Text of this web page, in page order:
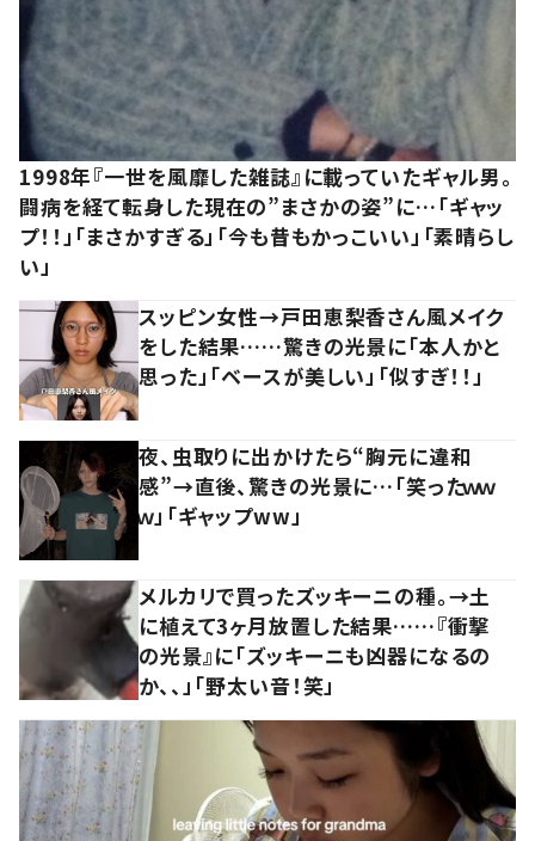
1998年『一世を風靡した雑誌』に載っていたギャル男。
闘病を経て転身した現在の”まさかの姿”に…「ギャッ
プ！！」「まさかすぎる」「今も昔もかっこいい」「素晴らし
い」
スッピン女性→戸田恵梨香さん風メイク
をした結果……驚きの光景に「本人かと
思った」「ベースが美しい」「似すぎ！！」
夜、虫取りに出かけたら“胸元に違和
感”→直後、驚きの光景に…「笑ったｗｗ
ｗ」「ギャップww」
メルカリで買ったズッキーニの種。→土
に植えて3ヶ月放置した結果……『衝撃
の光景』に「ズッキーニも凶器になるの
か、、」「野太い音！笑」